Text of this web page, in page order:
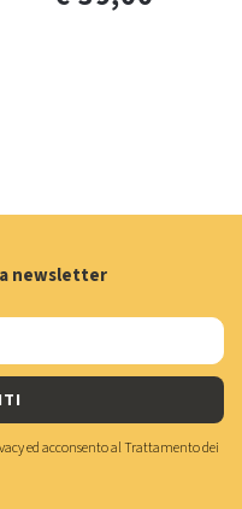
newsletter
ed acconsento alTrattamento dei